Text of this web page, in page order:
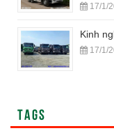
17/1/
Kinh
17/1/
TAGS